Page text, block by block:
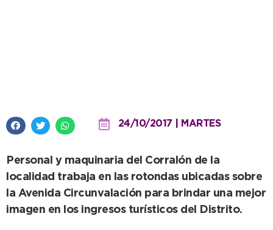
24/10/2017 | MARTES
Personal y maquinaria del Corralón de la
localidad trabaja en las rotondas ubicadas sobre
la Avenida Circunvalación para brindar una mejor
imagen en los ingresos turísticos del Distrito.